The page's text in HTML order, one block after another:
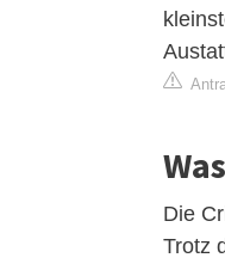
Die
Trotz